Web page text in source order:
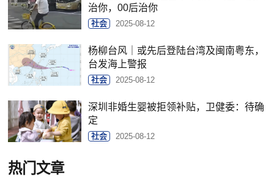
治你，00后治你
社会 2025-08-12
杨柳台风｜或先后登陆台湾及闽南粤东，
台发海上警报
社会 2025-08-12
深圳非婚生婴被拒领补贴，卫健委：待确
定
社会 2025-08-12
热门文章